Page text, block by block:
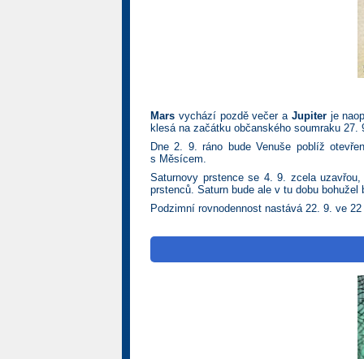
Mars vychází pozdě večer a Jupiterje
klesá na začátku občanského soumraku 27.
Dne 2. 9. ráno bude Venuše poblíž
s Měsícem.
Saturnovy prstence se 4. 9. zcela
prstenců. Saturn bude ale v tu dobu
Podzimní rovnodennost nastává 22. 9. ve